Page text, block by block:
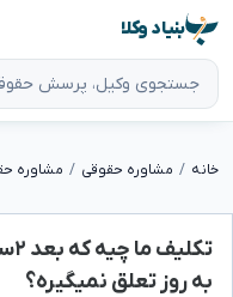
بنیاد وکلا
خانه مشاوره حقوقی مشاوره
به روز تعلق نمیگیره؟